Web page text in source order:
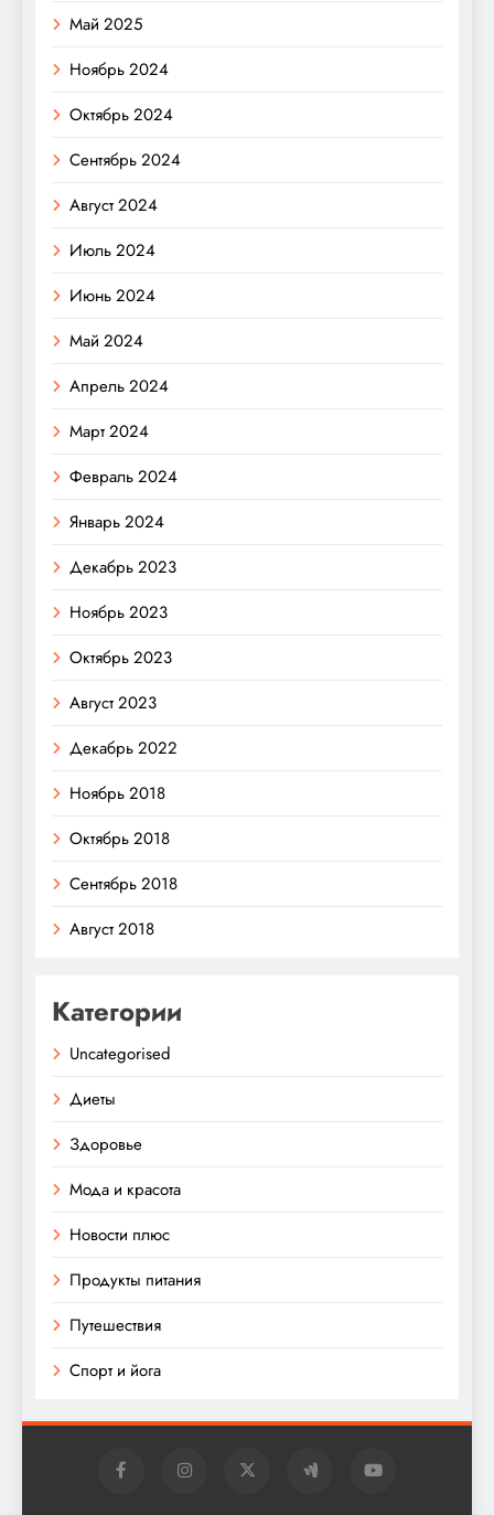
Май 2025
Ноябрь 2024
Октябрь 2024
Сентябрь 2024
Август 2024
Июль 2024
Июнь 2024
Май 2024
Апрель 2024
Март 2024
Февраль 2024
Январь 2024
Декабрь 2023
Ноябрь 2023
Октябрь 2023
Август 2023
Декабрь 2022
Ноябрь 2018
Октябрь 2018
Сентябрь 2018
Август 2018
Категории
Uncategorised
Диеты
Здоровье
Мода и красота
Новости плюс
Продукты питания
Путешествия
Спорт и йога